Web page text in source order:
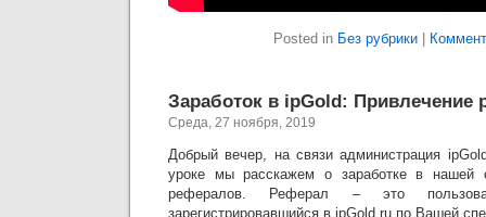
Posted in Без рубрики
Заработок в ipGold: Привлечение
Среда, 27 ноября, 2019
Добрый вечер, на связи администрация
уроке мы расскажем о заработке в нашей
рефералов. Реферал – это
зарегистрировавшийся в ipGold.ru по Вашей